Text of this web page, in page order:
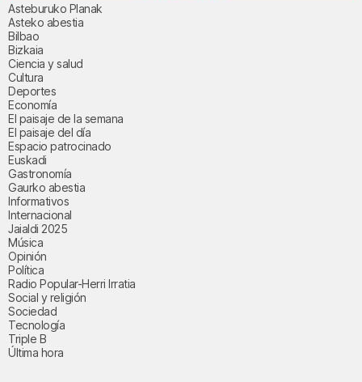
Asteburuko Planak
Asteko abestia
Bilbao
Bizkaia
Ciencia y salud
Cultura
Deportes
Economía
El paisaje de la semana
El paisaje del día
Espacio patrocinado
Euskadi
Gastronomía
Gaurko abestia
Informativos
Internacional
Jaialdi 2025
Música
Opinión
Política
Radio Popular-Herri Irratia
Social y religión
Sociedad
Tecnología
Triple B
Última hora